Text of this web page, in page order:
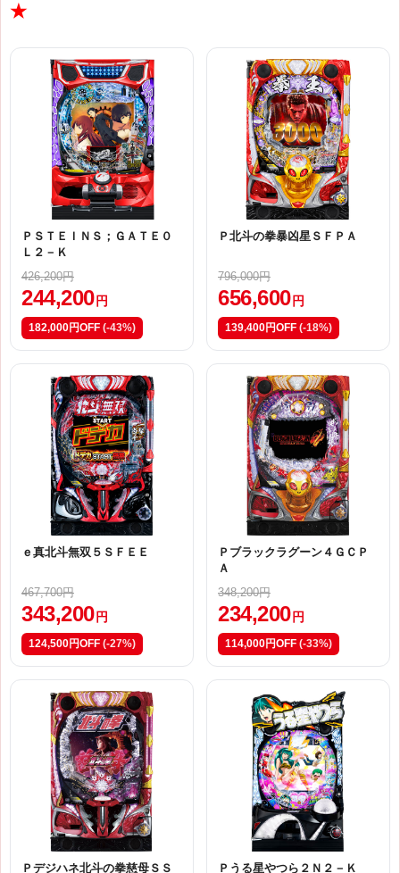
★
ＰＳＴＥＩＮＳ；ＧＡＴＥ０
Ｌ２－Ｋ
426,200円
244,200 円
182,000円OFF (-43%)
Ｐ北斗の拳暴凶星ＳＦＰＡ
796,000円
656,600 円
139,400円OFF (-18%)
ｅ真北斗無双５ＳＦＥＥ
467,700円
343,200 円
124,500円OFF (-27%)
Ｐブラックラグーン４ＧＣＰ
Ａ
348,200円
234,200 円
114,000円OFF (-33%)
Ｐデジハネ北斗の拳慈母ＳＳ Ｐうる星やつら２Ｎ２－Ｋ